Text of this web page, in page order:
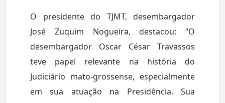
O presidente do TJMT, desembargador
José Zuquim Nogueira, destacou: “O
desembargador Oscar César Travassos
teve papel relevante na história do
Judiciário mato-grossense, especialmente
em sua atuação na Presidência. Sua